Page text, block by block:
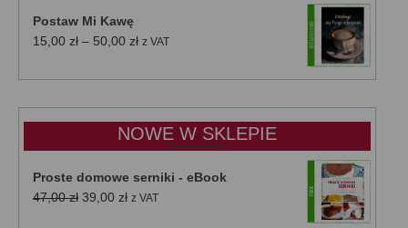
Postaw Mi Kawę
15,00 zł – 50,00 złZakres
od
do
50,00 zł
z VAT
NOWE W SKLEPIE
Proste domowe serniki - eBook
47,00zł Pierwotna
39,00 złAktualna
z VAT